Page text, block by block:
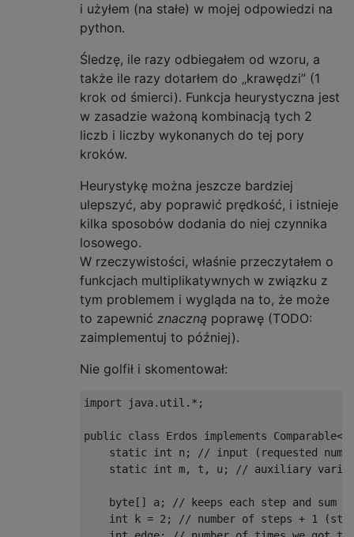
i użyłem (na stałe) w mojej odpowiedzi na
python.
Śledzę, ile razy odbiegałem od wzoru, a
także ile razy dotarłem do „krawędzi” (1
krok od śmierci). Funkcja heurystyczna jest
w zasadzie ważoną kombinacją tych 2
liczb i liczby wykonanych do tej pory
kroków.
Heurystykę można jeszcze bardziej
ulepszyć, aby poprawić prędkość, i istnieje
kilka sposobów dodania do niej czynnika
losowego.
W rzeczywistości, właśnie przeczytałem o
funkcjach multiplikatywnych w związku z
tym problemem i wygląda na to, że może
to zapewnić znaczną poprawę (TODO:
zaimplementuj to później).
Nie golfił i skomentował:
import java. util .*;
public class Erdos implements Comparable<
static
int n ;
// input (requested
static
int m, t , u ; // auxiliary
byte [] a;
// keeps each step and sum
int k = 2 ;
// number of steps + 1